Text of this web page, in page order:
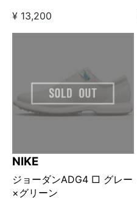
¥ 13,200
NIKE
ジョーダンADG4 □ グレー
×グリーン